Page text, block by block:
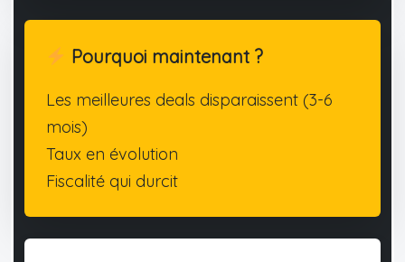
Pourquoi maintenant ?
Les meilleures deals disparaissent (3-6
mois)
Taux en évolution
Fiscalité qui durcit